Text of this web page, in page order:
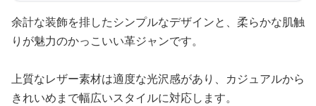
余計な装飾を排したシンプルなデザインと、柔らかな肌触
りが魅力のかっこいい革ジャンです。
上質なレザー素材は適度な光沢感があり、カジュアルから
きれいめまで幅広いスタイルに対応します。